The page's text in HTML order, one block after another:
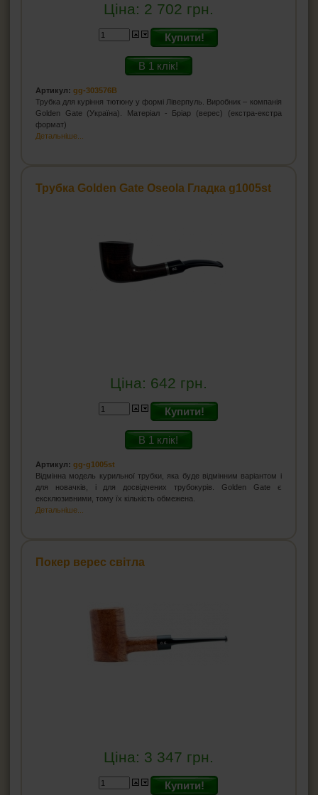
Ціна: 2 702 грн.
Купити!
В 1 клік!
Артикул: gg-303576B
Трубка для куріння тютюну у формі Ліверпуль. Виробник – компанія
Golden Gate (Україна). Матеріал - Бріар (верес) (екстра-екстра
формат)
Детальніше...
Трубка Golden Gate Oseola Гладка g1005st
Ціна: 642 грн.
Купити!
В 1 клік!
Артикул: gg-g1005st
Відмінна модель курильної трубки, яка буде відмінним варіантом і
для новачків, і для досвідчених трубокурів. Golden Gate є
ексклюзивними, тому їх кількість обмежена.
Детальніше...
Покер верес світла
Ціна: 3 347 грн.
Купити!